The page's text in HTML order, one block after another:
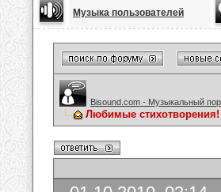
Музыка пользователей
Bisound.com - Музыкальный
Любимые стихотворения!